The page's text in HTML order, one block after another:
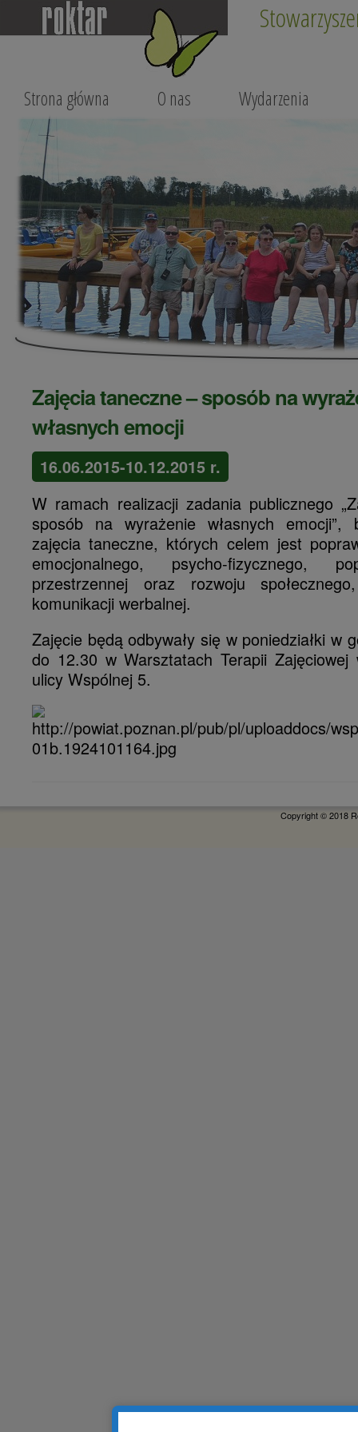
Strona główna O nas Wydarzenia
Zajęcia taneczne – sposób na
własnych emocji
16.06.2015-10.12.2015 r.
W ramach realizacji zadania publicznego
sposób na wyrażenie własnych emocji”,
zajęcia taneczne, których celem jest
emocjonalnego, psycho-fizycznego,
przestrzennej oraz rozwoju
komunikacji werbalnej.
Zajęcie będą odbywały się w poniedziałki w
do 12.30 w Warsztatach Terapii
ulicy Wspólnej 5.
Copyright © 2018